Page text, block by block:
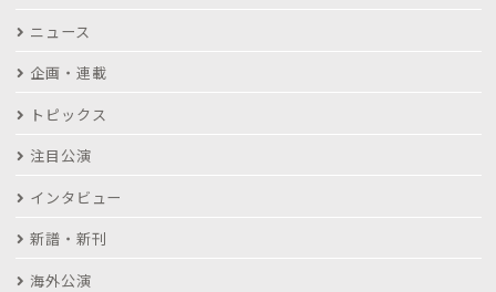
ニュース
企画・連載
トピックス
注目公演
インタビュー
新譜・新刊
海外公演